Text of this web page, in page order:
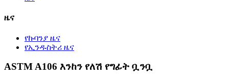
ዜና
የኩባንያ ዜና
የኢንዱስትሪ ዜና
ASTM A106 እንከን የለሽ የግፊት ቧንቧ